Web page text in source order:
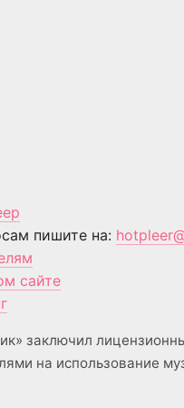
пишите на:
сайте
заключил
на использование